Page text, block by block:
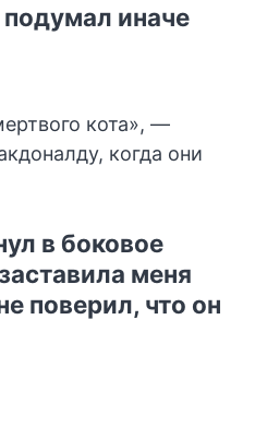
иначе
кота», —
когда они
в боковое
меня
поверил, что он